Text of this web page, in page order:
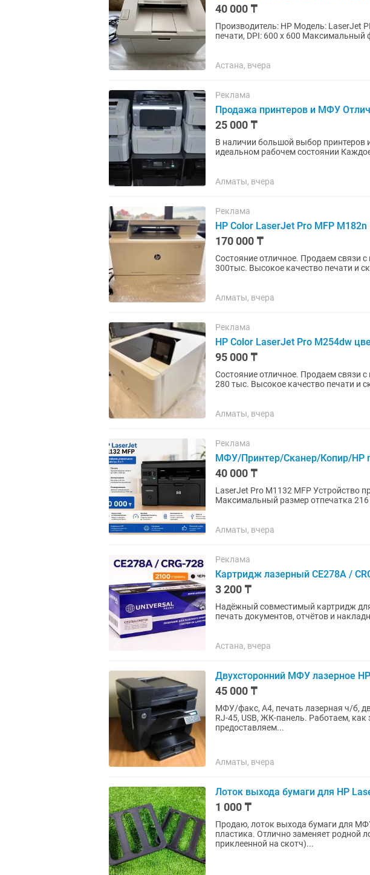
40 000 ₸
Производитель: HP Модель: LaserJet
печати, DPI: 600 x 600
Астана, вчера
Реклама
Продажа принтеров и МФУ
25 000 ₸
В наличии большой выбор принтеров
идеальном рабочем состоянии Каждое устройство прошло полную проверку, установлены
Алматы, вчера
Реклама
HP Color LaserJet Pro MFP
170 000 ₸
Состояние отличное. Продаем связи с переездом офиса в другой город. На Каспий новый стоит
300тыс. Высокое качество печати и сканера. Разрешение качество 600х600dpi, что значит,
Алматы, вчера
Реклама
HP Color LaserJet Pro M254dw
95 000 ₸
Состояние отличное. Продаем связи с переездом офиса в другой город. На Каспий новый стоит
280 тыс. Высокое качество печати и сканера. Разрешение качество 600х600dpi, Поддерживает
Алматы, вчера
Реклама
МФУ/Принтер/Сканер/Копир/HP
40 000 ₸
LaserJet Pro M1132 MFP Устройство
Максимальный размер отпечатка
Алматы, вчера
Реклама
Картридж лазерный CE278A /
3 200 ₸
Надёжный совместимый картридж
печать документов, отчётов и
Астана, вчера
Двухсторонний МФУ лазерное
45 000 ₸
МФУ/факс, A4, печать лазерная ч/б,
RJ-45, USB, ЖК-панель. Работаем, как за наличный расчет таки за безналичный для компании
предоставляем...
Алматы, вчера
Лоток выхода бумаги для HP
1 000 ₸
Продаю, лоток выхода бумаги для
пластика. Отлично заменяет родной
приклеенной на скотч)...